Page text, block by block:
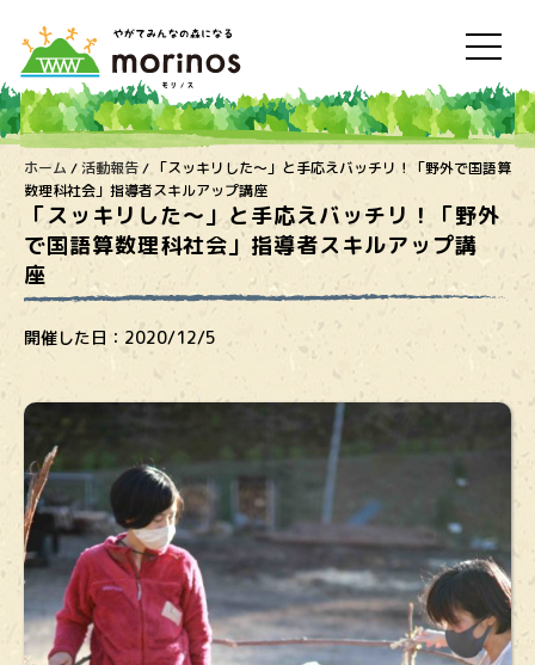
ホーム /活動報告/ 「スッキリした〜」と手応えバッチリ！「野外で国語算
数理科社会」指導者スキルアップ講座
「スッキリした〜」と手応えバッチリ！「野外
で国語算数理科社会」指導者スキルアップ講
座
開催した日： 2020/12/5